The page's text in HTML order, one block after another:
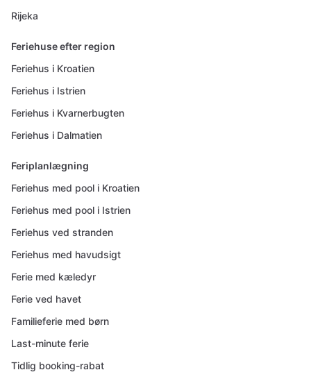
Rijeka
Feriehuse efter region
Feriehus i Kroatien
Feriehus i Istrien
Feriehus i Kvarnerbugten
Feriehus i Dalmatien
Feriplanlægning
Feriehus med pool i Kroatien
Feriehus med pool i Istrien
Feriehus ved stranden
Feriehus med havudsigt
Ferie med kæledyr
Ferie ved havet
Familieferie med børn
Last-minute ferie
Tidlig booking-rabat